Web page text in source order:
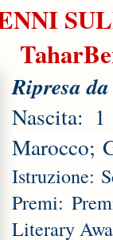
Ripresa
Nascita:
Marocco;
Istruzione:
Premi:
Literary